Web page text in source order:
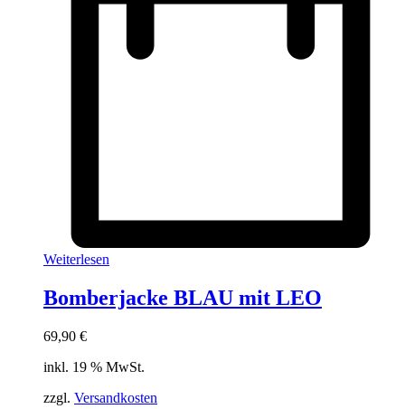
Weiterlesen
Bomberjacke BLAU mit LEO
69,90 €
inkl. 19 % MwSt.
zzgl. Versandkosten